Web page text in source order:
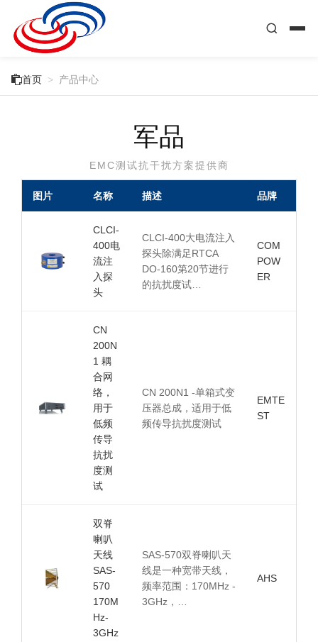
首页 > 产品中心
军品
EMC测试抗干扰方案提供商
图片 名称 描述 品牌
CLCI-
400电
流注
入探
头
CLCI-400大电流注入
探头除满足RTCA
DO-160第20节进行
的抗扰度试…
COM
POW
ER
CN
200N
1 耦
合网
络，
用于
低频
传导
抗扰
度测
试
CN 200N1 -单箱式变
压器总成，适用于低
频传导抗扰度测试
EMTE
ST
双脊
喇叭
天线
SAS-
570
170M
Hz-
3GHz
SAS-570双脊喇叭天
线是一种宽带天线，
频率范围：170MHz -
3GHz，…
AHS